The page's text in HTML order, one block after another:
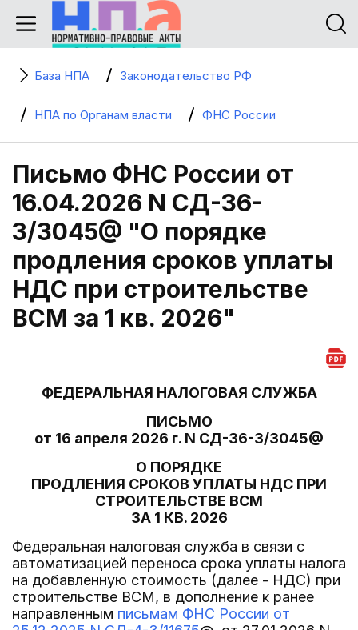
База НПА Законодательство РФ
НПА по Органам власти ФНС России
Письмо ФНС России от
16.04.2026 N СД-36-
3/3045@ "О порядке
продления сроков уплаты
НДС при строительстве
ВСМ за 1 кв. 2026"
ФЕДЕРАЛЬНАЯ НАЛОГОВАЯ СЛУЖБА
ПИСЬМО
от 16 апреля 2026 г. N СД-36-3/3045@
О ПОРЯДКЕ
ПРОДЛЕНИЯ СРОКОВ УПЛАТЫ НДС ПРИ
СТРОИТЕЛЬСТВЕ ВСМ
ЗА 1 КВ. 2026
Федеральная налоговая служба в связи с
автоматизацией переноса срока уплаты налога
на добавленную стоимость (далее - НДС) при
строительстве ВСМ, в дополнение к ранее
направленным письмам ФНС России от